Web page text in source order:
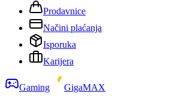
Prodavnice
Načini plaćanja
Isporuka
Karijera
Gaming
GigaMAX